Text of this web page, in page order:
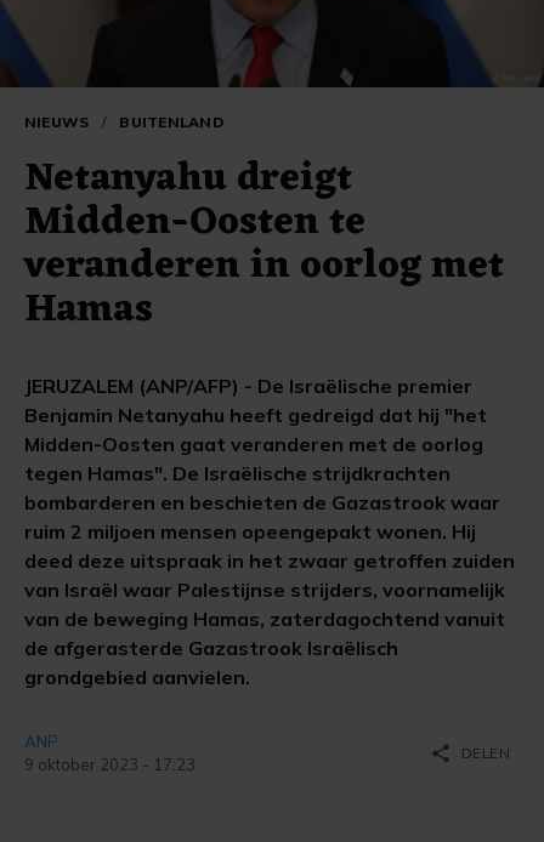
NIEUWS / BUITENLAND
Netanyahu dreigt
Midden-Oosten te
veranderen in oorlog met
Hamas
JERUZALEM (ANP/AFP) - De Israëlische premier
Benjamin Netanyahu heeft gedreigd dat hij "het
Midden-Oosten gaat veranderen met de oorlog
tegen Hamas". De Israëlische strijdkrachten
bombarderen en beschieten de Gazastrook waar
ruim 2 miljoen mensen opeengepakt wonen. Hij
deed deze uitspraak in het zwaar getroffen zuiden
van Israël waar Palestijnse strijders, voornamelijk
van de beweging Hamas, zaterdagochtend vanuit
de afgerasterde Gazastrook Israëlisch
grondgebied aanvielen.
ANP
9 oktober 2023 - 17:23
share DELEN